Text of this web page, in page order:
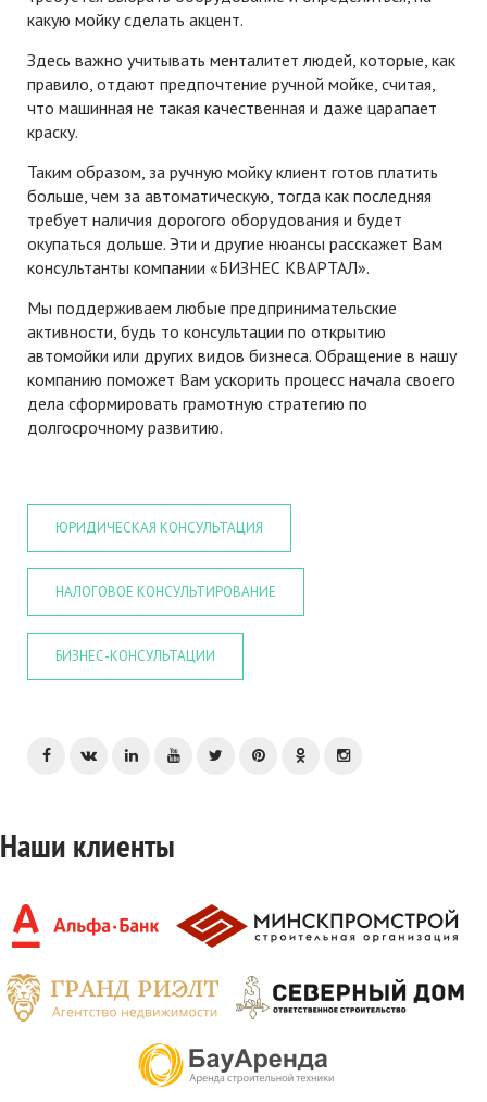
какую мойку сделать акцент.
Здесь важно учитывать менталитет людей, которые, как
правило, отдают предпочтение ручной мойке, считая,
что машинная не такая качественная и даже царапает
краску.
Таким образом, за ручную мойку клиент готов платить
больше, чем за автоматическую, тогда как последняя
требует наличия дорогого оборудования и будет
окупаться дольше. Эти и другие нюансы расскажет Вам
консультанты компании «БИЗНЕС КВАРТАЛ».
Мы поддерживаем любые предпринимательские
активности, будь то консультации по открытию
автомойки или других видов бизнеса. Обращение в нашу
компанию поможет Вам ускорить процесс начала своего
дела сформировать грамотную стратегию по
долгосрочному развитию.
ЮРИДИЧЕСКАЯ КОНСУЛЬТАЦИЯ
НАЛОГОВОЕ КОНСУЛЬТИРОВАНИЕ
БИЗНЕС-КОНСУЛЬТАЦИИ
Наши клиенты